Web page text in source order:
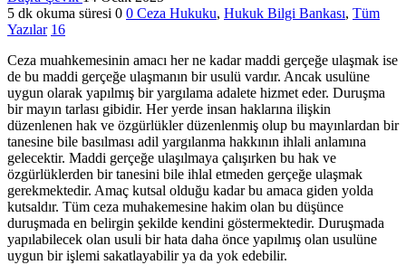
5 dk okuma süresi 0 0 Ceza Hukuku, Hukuk Bilgi Bankası, Tüm
Yazılar 16
Ceza muahkemesinin amacı her ne kadar maddi gerçeğe ulaşmak ise
de bu maddi gerçeğe ulaşmanın bir usulü vardır. Ancak usulüne
uygun olarak yapılmış bir yargılama adalete hizmet eder. Duruşma
bir mayın tarlası gibidir. Her yerde insan haklarına ilişkin
düzenlenen hak ve özgürlükler düzenlenmiş olup bu mayınlardan bir
tanesine bile basılması adil yargılanma hakkının ihlali anlamına
gelecektir. Maddi gerçeğe ulaşılmaya çalışırken bu hak ve
özgürlüklerden bir tanesini bile ihlal etmeden gerçeğe ulaşmak
gerekmektedir. Amaç kutsal olduğu kadar bu amaca giden yolda
kutsaldır. Tüm ceza muhakemesine hakim olan bu düşünce
duruşmada en belirgin şekilde kendini göstermektedir. Duruşmada
yapılabilecek olan usuli bir hata daha önce yapılmış olan usulüne
uygun bir işlemi sakatlayabilir ya da yok edebilir.